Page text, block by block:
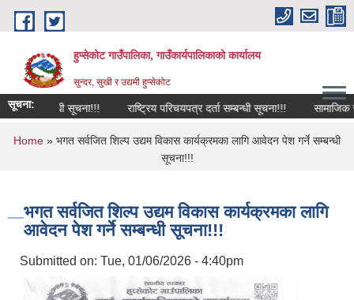
Skip to main content
हुप्सेकोट गाउँपालिका, गाउँकार्यपालिकाको कार्यालय
सुन्दर, सुखी र उद्यमी हुप्सेकोट
सूचना:
सम्बन्धी सूचना!!! राष्‍ट्रिय परिचयपत्र दर्ता सम्बन्धी सूचना!!! सामाजिक
You are here
Home » भगत सर्वजित शिल्प उद्यम विकास कार्यक्रमका लागि आवेदन पेश गर्ने सम्बन्धी
सूचना!!!
भगत सर्वजित शिल्प उद्यम विकास कार्यक्रमका लागि
आवेदन पेश गर्ने सम्बन्धी सूचना!!!
Submitted on: Tue, 01/06/2026 - 4:40pm